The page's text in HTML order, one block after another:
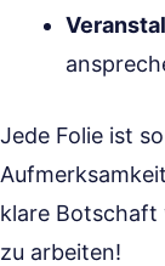
Jede Folie ist
klare Botschaft
zu arbeiten!